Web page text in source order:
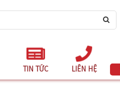
TIN TỨC LIÊN HỆ